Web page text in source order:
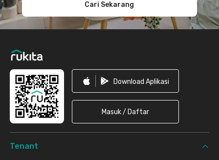
Cari Sekarang
Download Aplikasi
Masuk / Daftar
Tenant